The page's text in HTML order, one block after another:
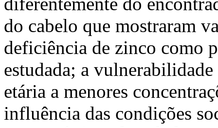
do cabelo que mostraram
deficiência de zinco como
estudada; a
etária a menores
influência das condições